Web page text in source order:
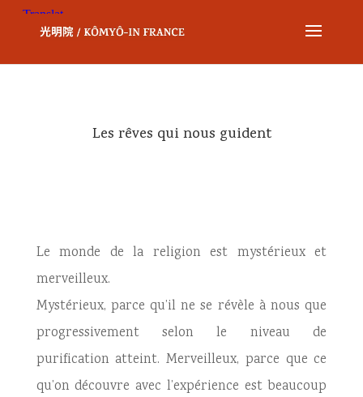
Les rêves qui nous guident
Le monde de la religion est mystérieux et
merveilleux.
Mystérieux, parce qu’il ne se révèle à nous que
progressivement selon le niveau de
purification atteint. Merveilleux, parce que ce
qu’on découvre avec l’expérience est beaucoup